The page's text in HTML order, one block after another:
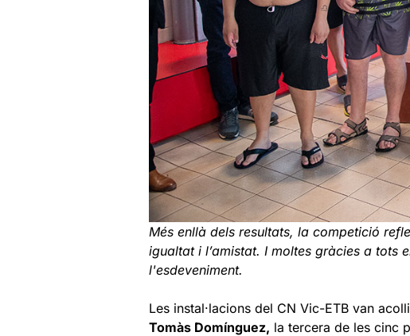
Més enllà dels resultats, la competició
igualtat i l’amistat. I moltes gràcies a tots
l'esdeveniment.
Les instal·lacions del CN Vic-ETB van
Tomàs Domínguez, la tercera de les cinc